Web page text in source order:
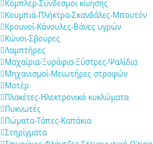
Κόμπλερ-Σύνδεσμοι κίνησης
Κουμπιά-Πλήκτρα-Σκανδάλες-Μπουτόν
Κρουνοί-Κάνουλες-Βάνες υγρών
Κώνοι-Σβούρες
Λαμπτήρες
Μαχαίρια-Ξυράφια-Ξύστρες-Ψαλίδια
Μηχανισμοί-Μειωτήρες στροφών
Μοτέρ
Πλακέτες-Ηλεκτρονικά κυκλώματα
Πυκνωτές
Πώματα-Τάπες-Καπάκια
Στηρίγματα